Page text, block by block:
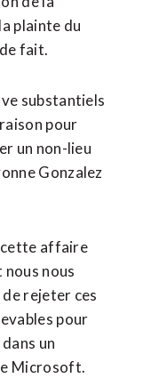
plainte du
fait.
substantiels
pour
un non-lieu
Gonzalez
cette affaire
nous
rejeter ces
pour
un
Microsoft.